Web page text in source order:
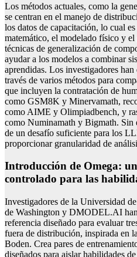
Los métodos actuales, como la
se centran en el manejo de
los datos de capacitación, lo cual
matemático, el modelado físico y
técnicas de generalización de
ayudar a los modelos a combinar
aprendidas. Los investigadores
través de varios métodos para
que incluyen la contratación de
como GSM8K y Minervamath,
como AIME y Olimpiadbench, y
como Numinamath y Bigmath. Sin
de un desafío suficiente para los
proporcionar granularidad de
Introducción de Omega:
controlado para las
Investigadores de la Universidad
de Washington y DMODEL.AI
referencia diseñado para evaluar
fuera de distribución, inspirada en
Boden. Crea pares de
diseñados para aislar habilidades